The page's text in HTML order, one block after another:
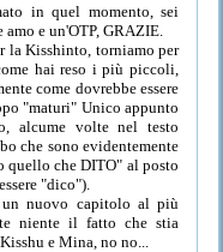
in quel momento, sei
e un'OTP, GRAZIE.
la Kisshinto, torniamo per
hai reso i più piccoli,
come dovrebbe essere
"maturi" Unico appunto
alcume volte nel testo
che sono evidentemente
quello che DITO" al posto
"dico").
un nuovo capitolo al più
niente il fatto che stia
e Mina, no no...